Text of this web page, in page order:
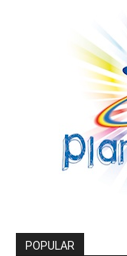
POPULAR